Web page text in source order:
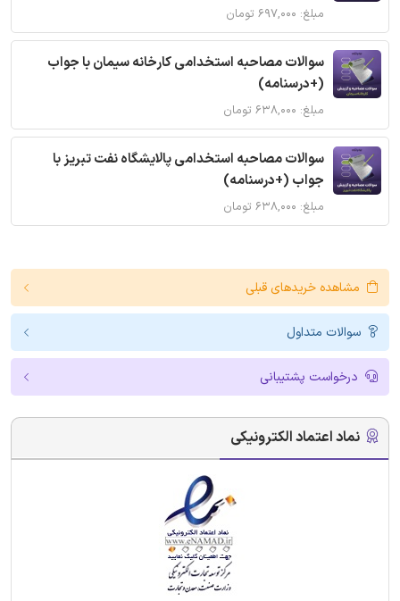
مبلغ: ۶۹۷,۰۰۰ تومان
سوالات مصاحبه استخدامی کارخانه سیمان با جواب
(+درسنامه)
مبلغ: ۶۳۸,۰۰۰ تومان
سوالات مصاحبه استخدامی پالایشگاه نفت تبریز با
جواب (+درسنامه)
مبلغ: ۶۳۸,۰۰۰ تومان
مشاهده خریدهای قبلی
سوالات متداول
درخواست پشتیبانی
نماد اعتماد الکترونیکی